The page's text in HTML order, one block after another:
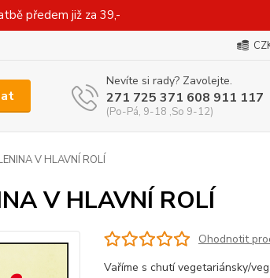
předem již za 39,-
Nevíte si rady? Zavolejte.
271 725 371 608 911 117
(Po-Pá, 9-18 ,So 9-12)
V HLAVNÍ ROLÍ
V HLAVNÍ ROLÍ
Ohodnotit
Vaříme s chutí vegetariánsky/